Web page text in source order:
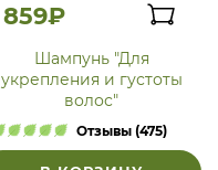
859₽
Шампунь "Для
укрепления и густоты
волос"
Отзывы (475)